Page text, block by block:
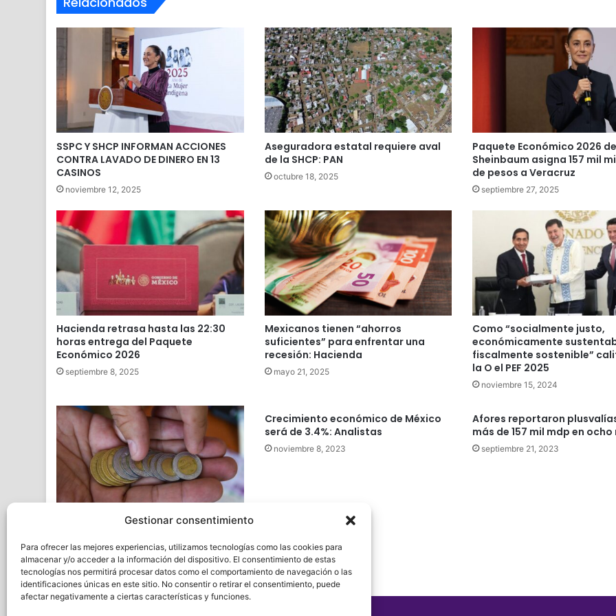
Gestionar consentimiento
Para ofrecer las mejores experiencias, utilizamos tecnologías como las cookies para
almacenar y/o acceder a la información del dispositivo. El consentimiento de estas
tecnologías nos permitirá procesar datos como el comportamiento de navegación o las
identificaciones únicas en este sitio. No consentir o retirar el consentimiento, puede
afectar negativamente a ciertas características y funciones.
SSPC Y SHCP INFORMAN ACCIONES
CONTRA LAVADO DE DINERO EN 13
CASINOS
noviembre 12, 2025
Aseguradora estatal requiere aval
de la SHCP: PAN
octubre 18, 2025
Paquete Económico 2026
Sheinbaum asigna 157 mil
de pesos a Veracruz
septiembre 27, 2025
Hacienda retrasa hasta las 22:30
horas entrega del Paquete
Económico 2026
septiembre 8, 2025
Mexicanos tienen “ahorros
suficientes” para enfrentar una
recesión: Hacienda
mayo 21, 2025
Como “socialmente justo,
económicamente
fiscalmente sostenible”
la O el PEF 2025
noviembre 15, 2024
Cambios en la moneda mexicana de
julio 16, 2024
Crecimiento económico de México
será de 3.4%: Analistas
noviembre 8, 2023
Afores reportaron
más de 157 mil mdp en ocho
septiembre 21, 2023